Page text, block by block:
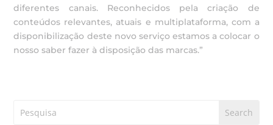
diferentes canais. Reconhecidos pela criação de
conteúdos relevantes, atuais e multiplataforma, com a
disponibilização deste novo serviço estamos a colocar o
nosso saber fazer à disposição das marcas.”